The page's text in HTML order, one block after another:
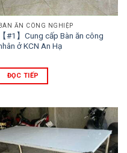
BÀN ĂN CÔNG NGHIỆP
【#1】Cung cấp Bàn ăn công
ở KCN An Hạ
ĐỌC TIẾP